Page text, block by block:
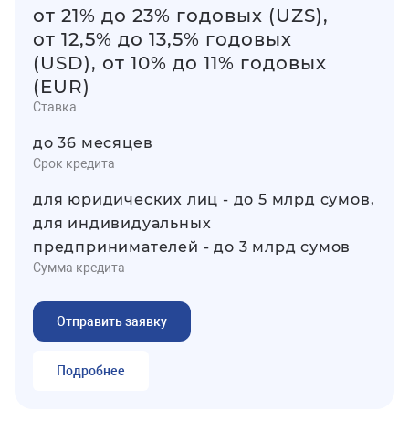
от 21% до 23% годовых (UZS),
от 12,5% до 13,5% годовых
(USD), от 10% до 11% годовых
(EUR)
Ставка
до 36 месяцев
Срок кредита
для юридических лиц - до 5 млрд сумов,
для индивидуальных
предпринимателей - до 3 млрд сумов
Сумма кредита
Отправить заявку
Подробнее